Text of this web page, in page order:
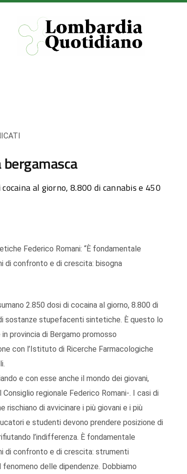
al giorno, 8.800 di cannabis e 450
Federico Romani: “È fondamentale
di confronto e di crescita: bisogna
2.850 dosi di cocaina al giorno, 8.800 di
sostanze stupefacenti sintetiche. È questo lo
provincia di Bergamo promosso
con l’Istituto di Ricerche Farmacologiche
e con esse anche il mondo dei giovani,
regionale Federico Romani-. I casi di
di avvicinare i più giovani e i più
e studenti devono prendere posizione di
l’indifferenza. È fondamentale
di confronto e di crescita: strumenti
delle dipendenze. Dobbiamo